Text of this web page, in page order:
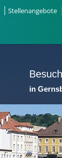
Stellenangebote
in